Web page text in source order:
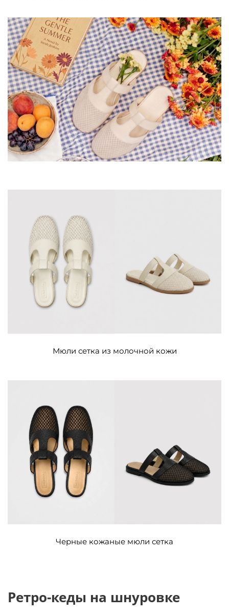
Мюли сетка из молочной кожи
Черные кожаные мюли сетка
Ретро-кеды на шнуровке